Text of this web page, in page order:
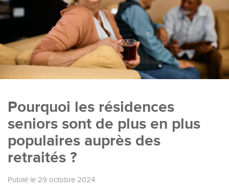
Pourquoi les résidences
seniors sont de plus en plus
populaires auprès des
retraités ?
Publié le 29 octobre 2024